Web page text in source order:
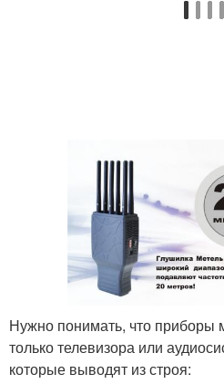
Нужно понимать, что приборы
только телевизора или
которые выводят из строя: